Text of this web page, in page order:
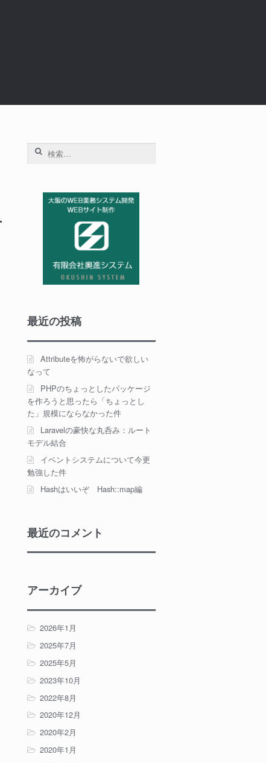
最近の投稿
Attributeを怖がらないで欲しい
なって
PHPのちょっとしたパッケージ
を作ろうと思ったら「ちょっとし
た」規模にならなかった件
Laravelの豪快な丸呑み：ルート
モデル結合
イベントシステムについて今更
勉強した件
Hashはいいぞ Hash::map編
最近のコメント
アーカイブ
2026年1月
2025年7月
2025年5月
2023年10月
2022年8月
2020年12月
2020年2月
2020年1月